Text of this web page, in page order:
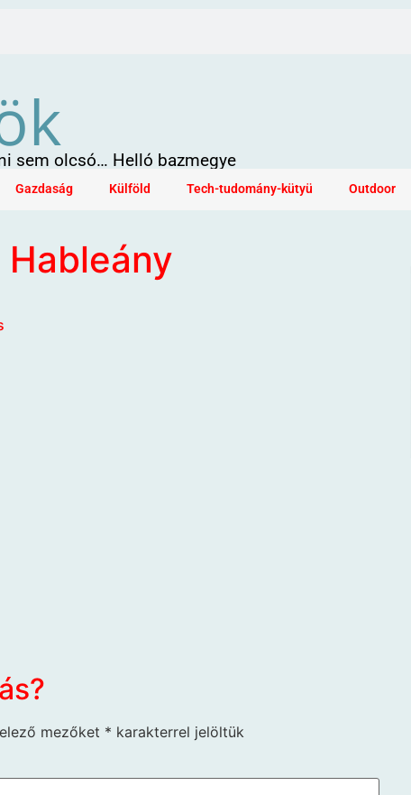
sem olcsó… Helló bazmegye
Gazdaság Külföld Tech-tudomány-kütyü Outdoor
Hableány
mezőket * karakterrel jelöltük